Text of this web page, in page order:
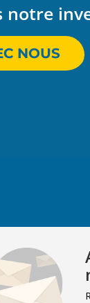
notre
NOUS